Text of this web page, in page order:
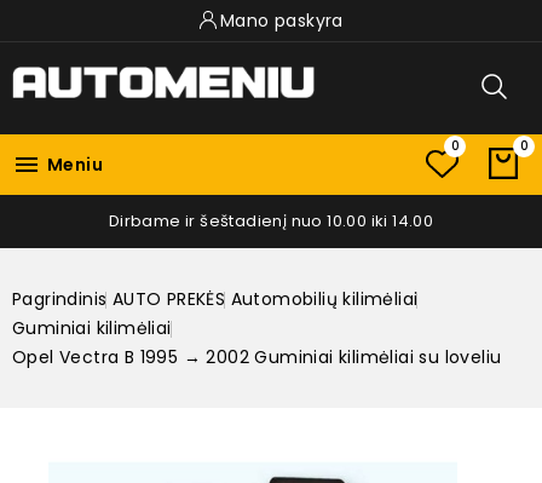
Mano paskyra
 Meniu
0 0
Dirbame ir šeštadienį nuo 10.00 iki 14.00
Pagrindinis AUTO PREKĖS Automobilių kilimėliai
Guminiai kilimėliai
Opel Vectra B 1995 → 2002 Guminiai kilimėliai su loveliu